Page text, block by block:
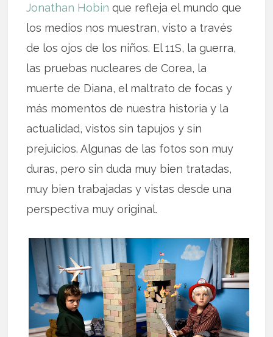
Jonathan Hobin que refleja el mundo que
los medios nos muestran, visto a través
de los ojos de los niños. El 11S, la guerra,
las pruebas nucleares de Corea, la
muerte de Diana, el maltrato de focas y
más momentos de nuestra historia y la
actualidad, vistos sin tapujos y sin
prejuicios. Algunas de las fotos son muy
duras, pero sin duda muy bien tratadas,
muy bien trabajadas y vistas desde una
perspectiva muy original.